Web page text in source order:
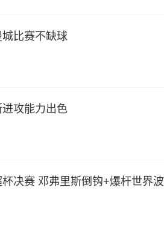
比赛不缺球
攻能力出色
决赛 邓弗里斯倒钩+爆杆世界波